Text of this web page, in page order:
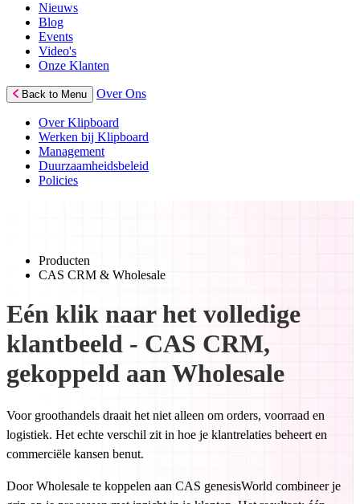
Nieuws
Blog
Events
Video's
Onze Klanten
Back to Menu Over Ons
Over Klipboard
Werken bij Klipboard
Management
Duurzaamheidsbeleid
Policies
Producten
CAS CRM & Wholesale
Eén klik naar het volledige
klantbeeld - CAS CRM,
gekoppeld aan Wholesale
Voor groothandels draait het niet alleen om orders, voorraad en
logistiek. Het echte verschil zit in hoe je klantrelaties beheert en
commerciële kansen benut.
Door Wholesale te koppelen aan CAS genesisWorld combineer je